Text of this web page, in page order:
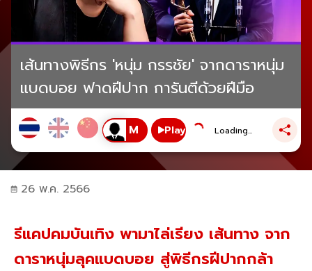
เส้นทางพิธีกร 'หนุ่ม กรรชัย' จากดาราหนุ่ม
แบดบอย ฟาดฝีปาก การันตีด้วยฝีมือ
Play Loading...
26 พ.ค. 2566
รีแคปคมบันเทิง พามาไล่เรียง เส้นทาง จาก
ดาราหนุ่มลุคแบดบอย สู่พิธีกรฝีปากกล้า